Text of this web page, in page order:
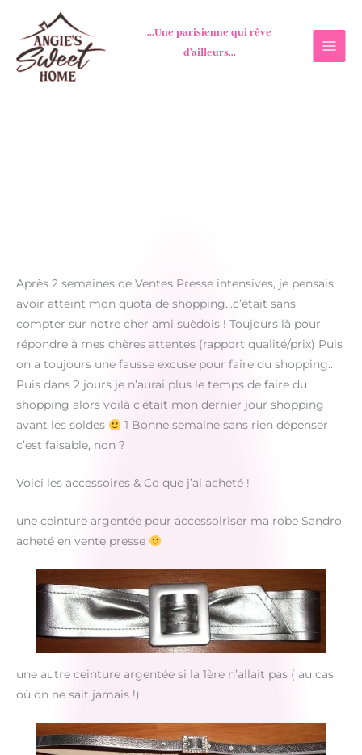
contenu
...Une parisienne qui rêve
d'ailleurs...
Après 2 semaines de Ventes Presse intensives, je pensais
avoir atteint mon quota de shopping…c’était sans
compter sur notre cher ami suèdois ! Toujours là pour
répondre à mes chères attentes (rapport qualité/prix) Puis
on a toujours une fausse excuse pour faire du shopping..
Puis dans 2 jours je n’aurai plus le temps de faire du
shopping alors voilà c’était mon dernier jour shopping
avant les soldes
1 Bonne semaine sans rien dépenser
c’est faisable, non ?
Voici les accessoires & Co que j’ai acheté !
une ceinture argentée pour accessoiriser ma robe Sandro
acheté en vente presse
une autre ceinture argentée si la 1ère n’allait pas ( au cas
où on ne sait jamais !)